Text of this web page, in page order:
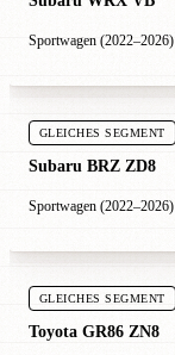
Sportwagen (2022–2026)
GLEICHES SEGMENT
Subaru BRZ ZD8
Sportwagen (2022–2026)
GLEICHES SEGMENT
Toyota GR86 ZN8